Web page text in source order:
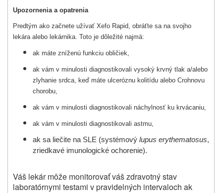
Upozornenia a opatrenia
Predtým ako začnete užívať Xefo Rapid, obráťte sa na svojho
lekára alebo lekárnika. Toto je dôležité najmä:
ak máte zníženú funkciu obličiek,
ak vám v minulosti diagnostikovali vysoký krvný tlak a/alebo
zlyhanie srdca, keď máte ulceróznu kolitídu alebo Crohnovu
chorobu,
ak vám v minulosti diagnostikovali náchylnosť ku krvácaniu,
ak vám v minulosti diagnostikovali astmu,
ak sa liečite na SLE (systémový lupus erythematosus,
zriedkavé imunologické ochorenie).
Váš lekár môže monitorovať váš zdravotný stav
laboratórnymi testami v pravidelných intervaloch ak